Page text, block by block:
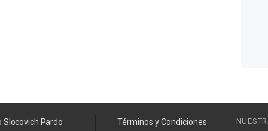
Slocovich Pardo Términos y Condiciones